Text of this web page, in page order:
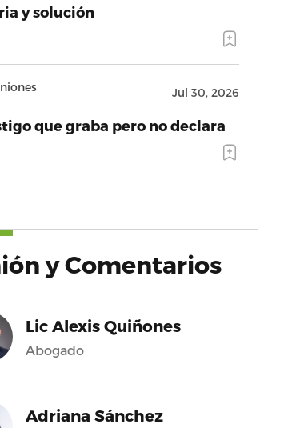
y solución
Jul 30, 2026
que graba pero no declara
y Comentarios
Lic Alexis Quiñones
Abogado
Adriana Sánchez